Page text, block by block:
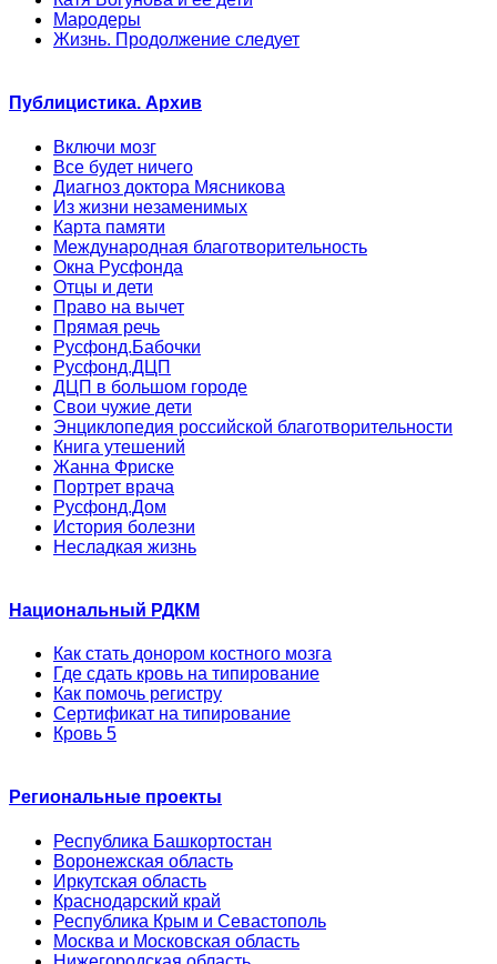
Мародеры
Жизнь. Продолжение следует
Публицистика. Архив
Включи мозг
Все будет ничего
Диагноз доктора Мясникова
Из жизни незаменимых
Карта памяти
Международная благотворительность
Окна Русфонда
Отцы и дети
Право на вычет
Прямая речь
Русфонд.Бабочки
Русфонд.ДЦП
ДЦП в большом городе
Свои чужие дети
Энциклопедия российской благотворительности
Книга утешений
Жанна Фриске
Портрет врача
Русфонд.Дом
История болезни
Несладкая жизнь
Национальный РДКМ
Как стать донором костного мозга
Где сдать кровь на типирование
Как помочь регистру
Сертификат на типирование
Кровь 5
Региональные проекты
Республика Башкортостан
Воронежская область
Иркутская область
Краснодарский край
Республика Крым и Севастополь
Москва и Московская область